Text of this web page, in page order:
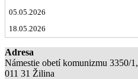
05.05.2026
18.05.2026
Adresa
Námestie obetí komunizmu 3350/1,
011 31 Žilina